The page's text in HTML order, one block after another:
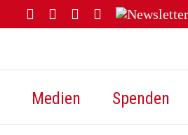
FacebookYouTubeInstagram
Threads
Newsletter
Medien Spenden